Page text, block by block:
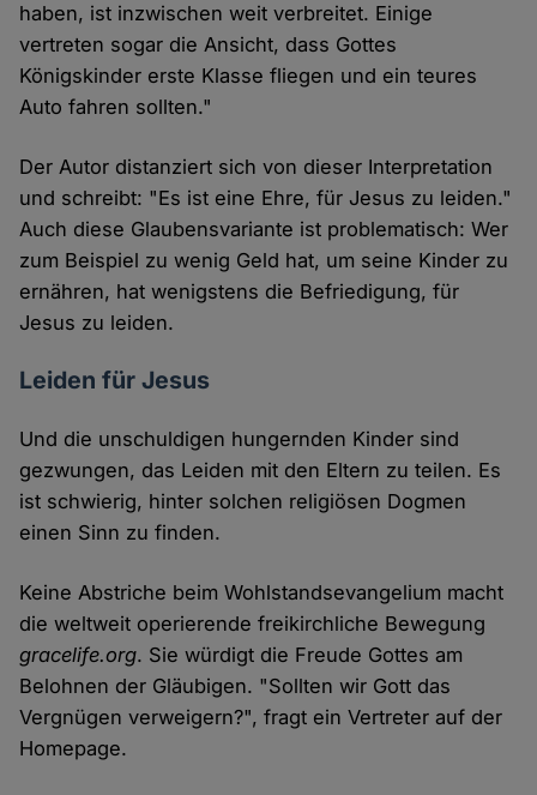
haben, ist inzwischen weit verbreitet. Einige
vertreten sogar die Ansicht, dass Gottes
Königskinder erste Klasse fliegen und ein teures
Auto fahren sollten."
Der Autor distanziert sich von dieser Interpretation
und schreibt: "Es ist eine Ehre, für Jesus zu leiden."
Auch diese Glaubensvariante ist problematisch: Wer
zum Beispiel zu wenig Geld hat, um seine Kinder zu
ernähren, hat wenigstens die Befriedigung, für
Jesus zu leiden.
Leiden für Jesus
Und die unschuldigen hungernden Kinder sind
gezwungen, das Leiden mit den Eltern zu teilen. Es
ist schwierig, hinter solchen religiösen Dogmen
einen Sinn zu finden.
Keine Abstriche beim Wohlstandsevangelium macht
die weltweit operierende freikirchliche Bewegung
gracelife.org. Sie würdigt die Freude Gottes am
Belohnen der Gläubigen. "Sollten wir Gott das
Vergnügen verweigern?", fragt ein Vertreter auf der
Homepage.